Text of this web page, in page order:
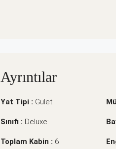
Ayrıntılar
Yat Tipi : Gulet
Sınıfı : Deluxe
Toplam Kabin : 6